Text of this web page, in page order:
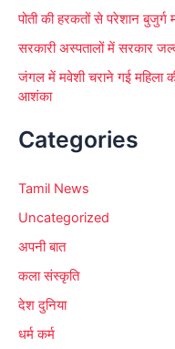
पोती की हरकतों से परेशान बुजुर्ग
सरकारी अस्पतालों में सरकार
जंगल में मवेशी चराने गई महिला
आशंका
Categories
Tamil News
Uncategorized
अपनी बात
कला संस्कृति
देश दुनिया
धर्म कर्म